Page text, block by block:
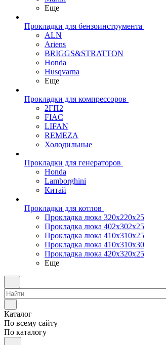
Еще
Прокладки для бензоинструмента
ALN
Ariens
BRIGGS&STRATTON
Honda
Husqvarna
Еще
Прокладки для компрессоров
2ГП2
FIAC
LIFAN
REMEZA
Холодильные
Прокладки для генераторов
Honda
Lamborghini
Китай
Прокладки для котлов
Прокладка люка 320x220x25
Прокладка люка 402x302x25
Прокладка люка 410x310x25
Прокладка люка 410х310х30
Прокладка люка 420x320x25
Еще
Каталог
По всему сайту
По каталогу